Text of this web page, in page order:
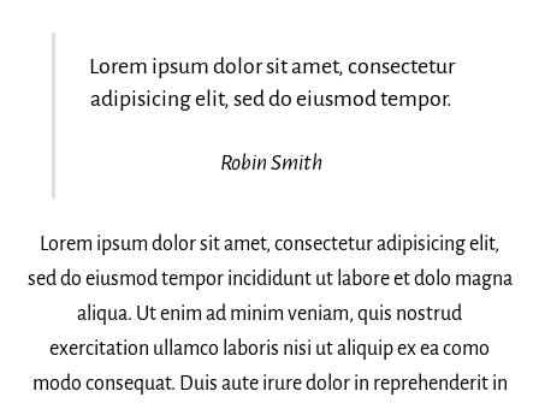
Lorem ipsum dolor sit amet, consectetur
adipisicing elit, sed do eiusmod tempor.
Robin Smith
Lorem ipsum dolor sit amet, consectetur adipisicing elit,
sed do eiusmod tempor incididunt ut labore et dolo magna
aliqua. Ut enim ad minim veniam, quis nostrud
exercitation ullamco laboris nisi ut aliquip ex ea como
modo consequat. Duis aute irure dolor in reprehenderit in